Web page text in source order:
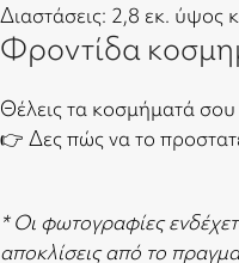
Διαστάσεις: 2,8 εκ. ύψος
Φροντίδα
Θέλεις τα κοσμήματά
👉 Δες πώς να το
* Οι φωτογραφίες
αποκλίσεις από το